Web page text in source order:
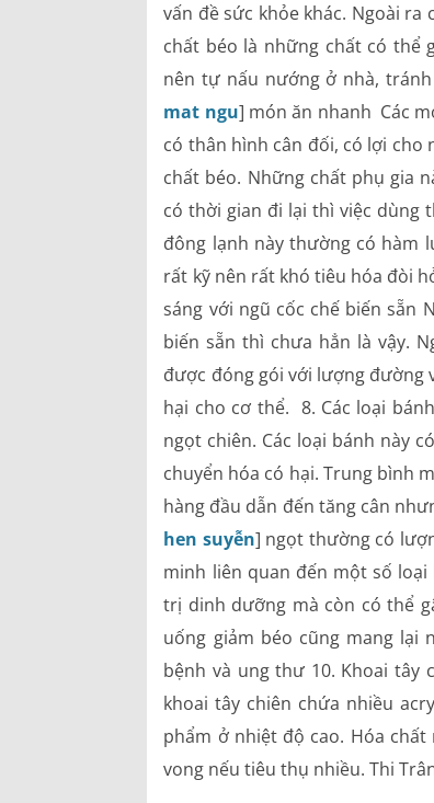
vấn đề sức khỏe khác. Ngoài
chất béo là những chất có thể
nên tự nấu nướng ở nhà,
mat ngu] món ăn nhanh Các
có thân hình cân đối, có lợi cho
chất béo. Những chất phụ gia
có thời gian đi lại thì việc dùng
đông lạnh này thường có hàm
rất kỹ nên rất khó tiêu hóa đòi
sáng với ngũ cốc chế biến sẵn
biến sẵn thì chưa hẳn là vậy.
được đóng gói với lượng đường
hại cho cơ thể. 8. Các loại
ngọt chiên. Các loại bánh này
chuyển hóa có hại. Trung bình
hàng đầu dẫn đến tăng cân
hen suyễn] ngọt thường có
minh liên quan đến một số
trị dinh dưỡng mà còn có thể
uống giảm béo cũng mang
bệnh và ung thư 10. Khoai tây
khoai tây chiên chứa nhiều
phẩm ở nhiệt độ cao. Hóa
vong nếu tiêu thụ nhiều. Thi